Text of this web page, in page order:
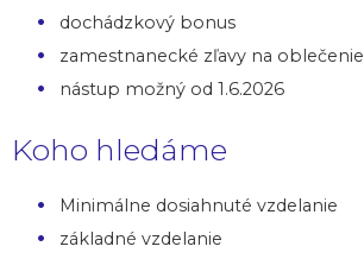
dochádzkový bonus
zamestnanecké zľavy na oblečenie
nástup možný od 1.6.2026
Koho hledáme
Minimálne dosiahnuté vzdelanie
základné vzdelanie